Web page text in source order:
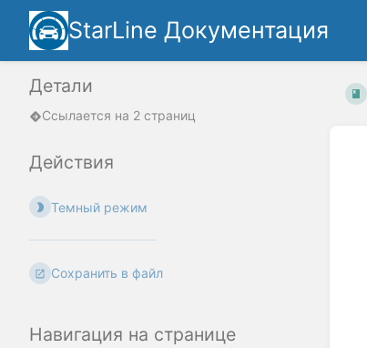
StarLine Документация
Детали
Ссылается на 2 страниц
Действия
Темный режим
Сохранить в файл
Навигация на странице